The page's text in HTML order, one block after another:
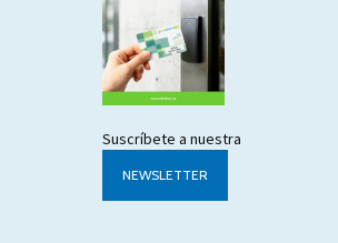
Suscríbete a nuestra
NEWSLETTER